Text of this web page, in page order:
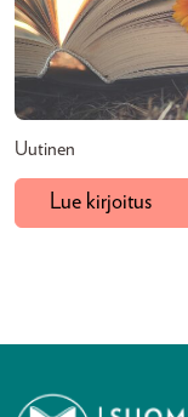
Uutinen
Lue kirjoitus